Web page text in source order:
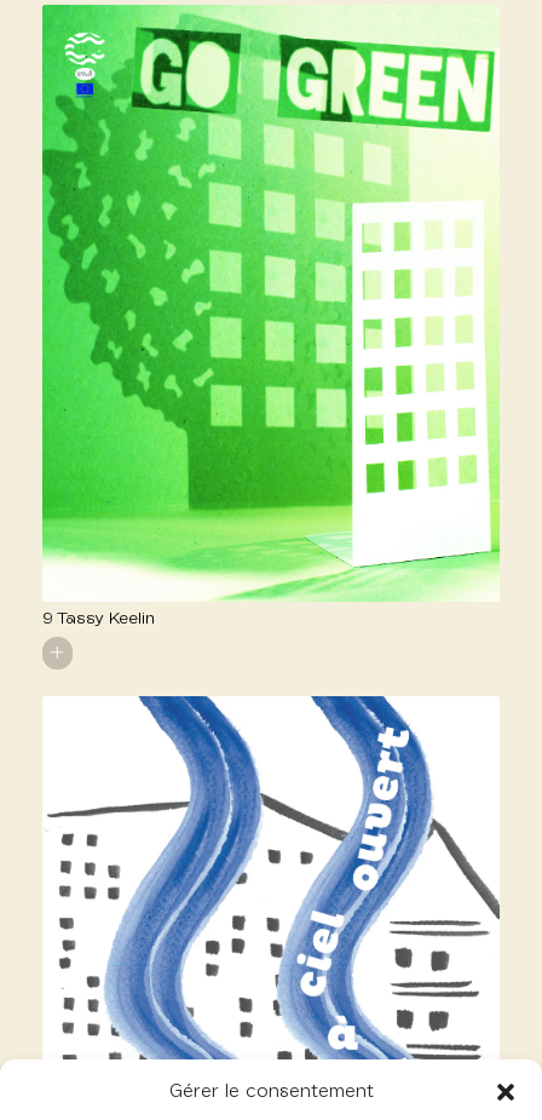
Gérer le consentement
9 Tassy Keelin
+